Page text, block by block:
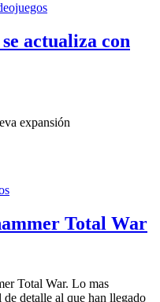
actualiza con
expansión
Total War
Total War. Lo mas
de detalle al que han llegado